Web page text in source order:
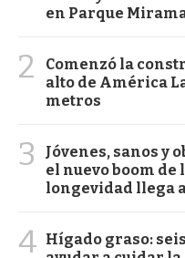
en Parque
2
Comenzó la
alto de América
metros
3
Jóvenes, sanos y
el nuevo boom
longevidad llega
4 Hígado graso: